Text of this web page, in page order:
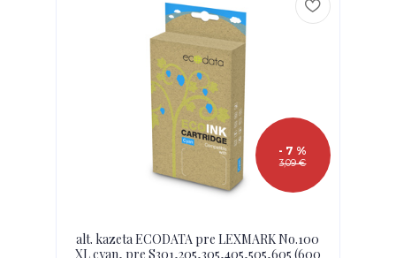
3,09 €
- 7 %
alt. kazeta ECODATA pre LEXMARK No.100
XL cyan, pre S301,205,305,405,505,605 (600